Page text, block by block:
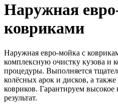
Наружная
ковриками
Наружная евро‑мойка с
комплексную очистку кузова и
процедуры. Выполняется
колёсных арок и дисков, а
ковриков. Гарантируем высокое
результат.